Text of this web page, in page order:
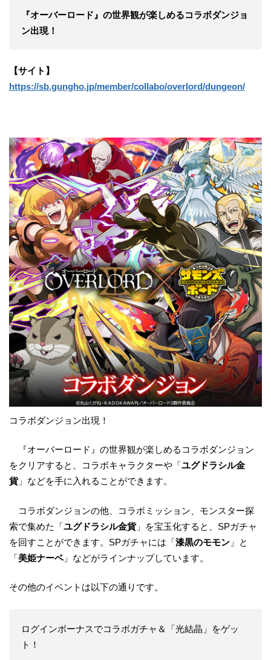
『オーバーロード』の世界観が楽しめるコラボダンジョ
ン出現！
【サイト】
https://sb.gungho.jp/member/collabo/overlord/dungeon/
コラボダンジョン出現！
『オーバーロード』の世界観が楽しめるコラボダンジョン
をクリアすると、コラボキャラクターや「ユグドラシル金
貨」などを手に入れることができます。
コラボダンジョンの他、コラボミッション、モンスター探
索で集めた「ユグドラシル金貨」を宝玉化すると、SPガチャ
を回すことができます。SPガチャには「漆黒のモモン 」と
「美姫ナーベ」などがラインナップしています。
その他のイベントは以下の通りです。
ログインボーナスでコラボガチャ＆「光結晶」をゲッ
ト！